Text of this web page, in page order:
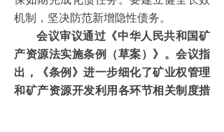
机制，坚决防范新增隐性债务。
会议审议通过《中华人民共和国矿
产资源法实施条例（草案）》。会议指
出，《条例》进一步细化了矿业权管理
和矿产资源开发利用各环节相关制度措